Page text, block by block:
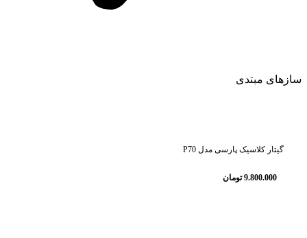
سازهای مبتدی
گیتار کلاسیک پارسی مدل P70
9.800.000 تومان